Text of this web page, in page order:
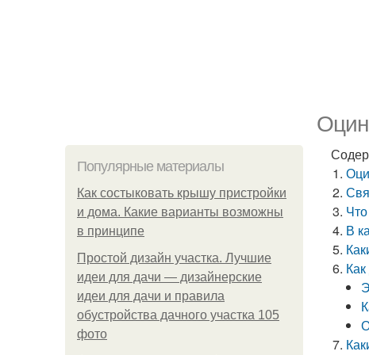
Популярные материалы
Как состыковать крышу пристройки
и дома. Какие варианты возможны
в принципе
Простой дизайн участка. Лучшие
идеи для дачи — дизайнерские
идеи для дачи и правила
обустройства дачного участка 105
фото
В